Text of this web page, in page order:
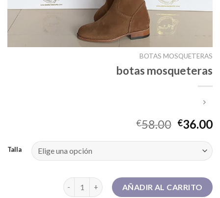
BOTAS MOSQUETERAS
botas mosqueteras
€58.00 €36.00
Talla
botas mosqueteras cantidadAÑADIR AL CARRITO